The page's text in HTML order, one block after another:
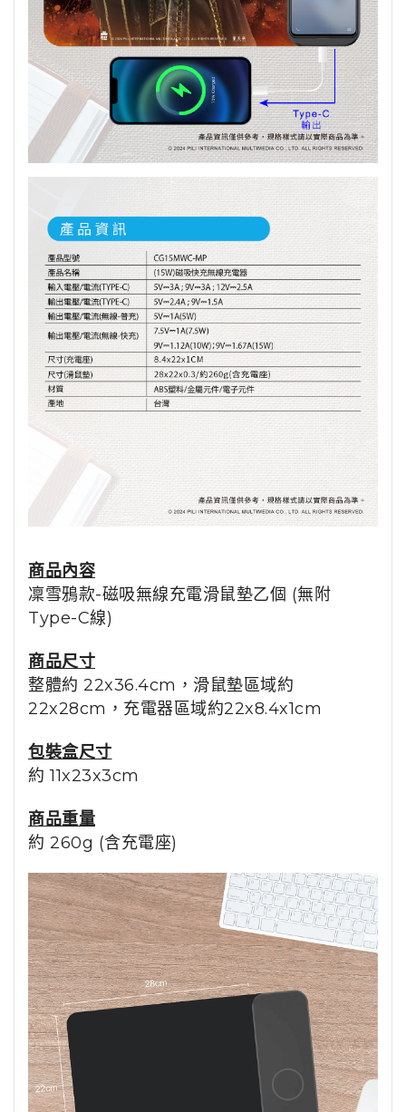
商品內容
凜雪鴉款-磁吸無線充電滑鼠墊乙個 (無附
Type-C線)
商品尺寸
整體約 22x36.4cm，滑鼠墊區域約
22x28cm，充電器區域約22x8.4x1cm
包裝盒尺寸
約 11x23x3cm
商品重量
約 260g (含充電座)